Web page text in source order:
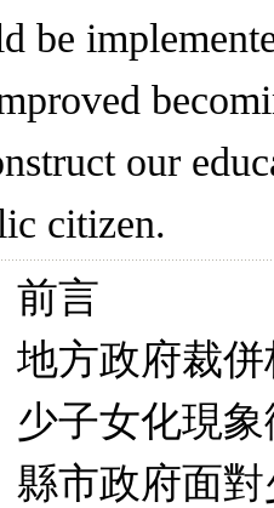
be
our
citizen.
前言
地方政府裁
少子女化現
縣市政府面